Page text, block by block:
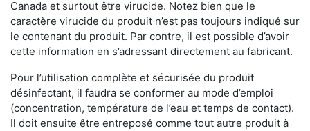
Canada et surtout être virucide. Notez bien que le
caractère virucide du produit n’est pas toujours indiqué sur
le contenant du produit. Par contre, il est possible d’avoir
cette information en s’adressant directement au fabricant.
Pour l’utilisation complète et sécurisée du produit
désinfectant, il faudra se conformer au mode d’emploi
(concentration, température de l’eau et temps de contact).
Il doit ensuite être entreposé comme tout autre produit à